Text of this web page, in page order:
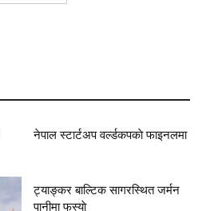
नेपाल स्टार्टअप वर्ल्डकपकाे फाइनलमा
ट्याङ्कर बाल्टिक सागरस्थित जर्मन
पानीमा फस्याे